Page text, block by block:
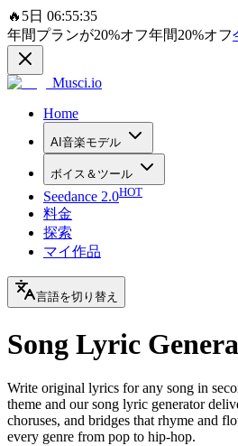
🔥 5日 06:55:35
年間プランが20%オフ年間20%オフ
Musci.io
Home
AI音楽モデル
ボイス＆ツール
Seedance 2.0HOT
料金
探索
マイ作品
言語を切り替え
Song Lyric
Write original lyrics for any song in
theme and our song lyric generator
choruses, and bridges that rhyme and
every genre from pop to hip-hop.